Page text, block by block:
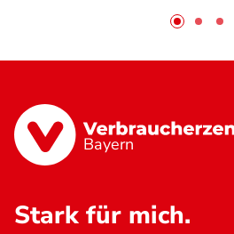
Bayern
Stark für mich.